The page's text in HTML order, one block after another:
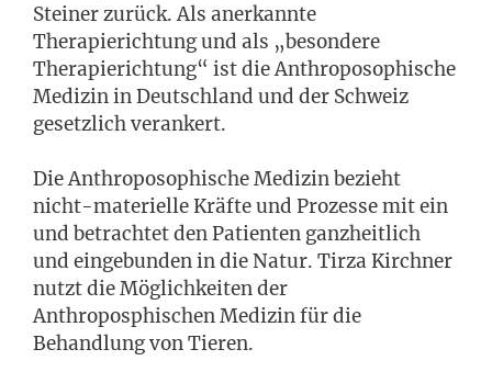
Steiner zurück. Als anerkannte
Therapierichtung und als „besondere
Therapierichtung“ ist die Anthroposophische
Medizin in Deutschland und der Schweiz
gesetzlich verankert.
Die Anthroposophische Medizin bezieht
nicht-materielle Kräfte und Prozesse mit ein
und betrachtet den Patienten ganzheitlich
und eingebunden in die Natur. Tirza Kirchner
nutzt die Möglichkeiten der
Anthroposphischen Medizin für die
Behandlung von Tieren.